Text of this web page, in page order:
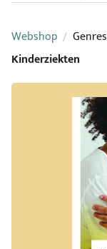
Webshop / Genres
Kinderziekten